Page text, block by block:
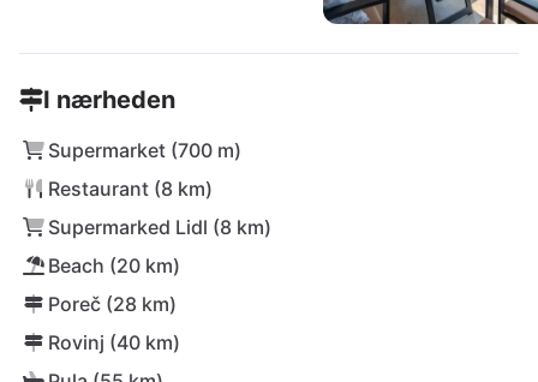
I nærheden
Supermarket (700 m)
Restaurant (8 km)
Supermarked Lidl (8 km)
Beach (20 km)
Poreč (28 km)
Rovinj (40 km)